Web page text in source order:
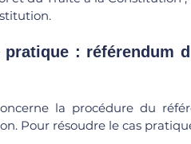
la procédure du
Pour résoudre le cas